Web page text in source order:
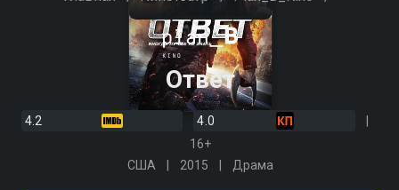
Ответ
4.2
4.0
16+
США
2015 Драма